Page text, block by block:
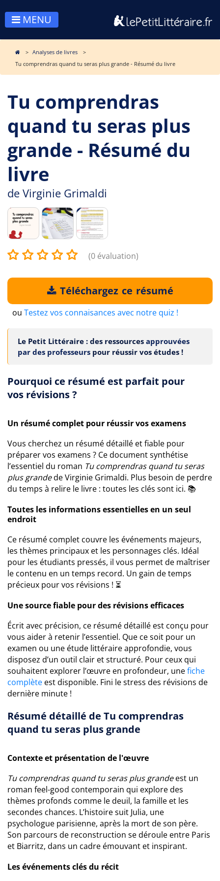
MENU
Analyses de livres
Tu comprendras quand tu seras plus grande - Résumé du livre
Tu comprendras
quand tu seras plus
grande - Résumé du
livre
de Virginie Grimaldi
(0 évaluation)
Téléchargez ce résumé
ou Testez vos connaisances avec notre quiz !
Le Petit Littéraire : des ressources approuvées
par des professeurs pour réussir vos études !
Pourquoi ce résumé est parfait pour
vos révisions ?
Un résumé complet pour réussir vos examens
Vous cherchez un résumé détaillé et fiable pour
préparer vos examens ? Ce document synthétise
l’essentiel du roman Tu comprendras quand tu seras
plus grandede Virginie Grimaldi. Plus besoin de perdre
du temps à relire le livre : toutes les clés sont ici. 📚
Toutes les informations essentielles en un seul
endroit
Ce résumé complet couvre les événements majeurs,
les thèmes principaux et les personnages clés. Idéal
pour les étudiants pressés, il vous permet de maîtriser
le contenu en un temps record. Un gain de temps
précieux pour vos révisions ! ⏳
Une source fiable pour des révisions efficaces
Écrit avec précision, ce résumé détaillé est conçu pour
vous aider à retenir l’essentiel. Que ce soit pour un
examen ou une étude littéraire approfondie, vous
disposez d’un outil clair et structuré. Pour ceux qui
souhaitent explorer l’œuvre en profondeur, unefiche
complète est disponible. Fini le stress des révisions de
dernière minute !
Résumé détaillé de Tu comprendras
quand tu seras plus grande
Contexte et présentation de l'œuvre
Tu comprendras quand tu seras plus grandeest un
roman feel-good contemporain qui explore des
thèmes profonds comme le deuil, la famille et les
secondes chances. L’histoire suit Julia, une
psychologue parisienne, après la mort de son père.
Son parcours de reconstruction se déroule entre Paris
et Biarritz, dans un cadre émouvant et inspirant.
Les événements clés du récit